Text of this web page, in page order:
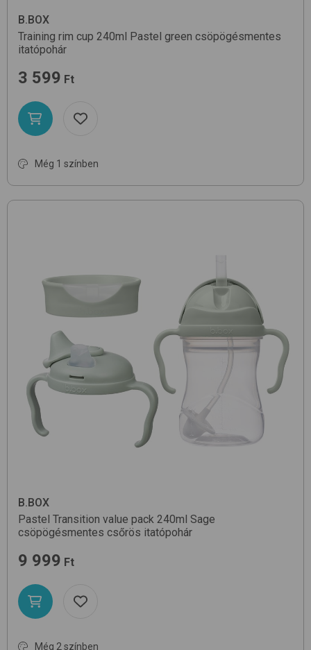
B.BOX
Training rim cup 240ml
Pastel green csöpögésmentes
itatópohár
3 599 Ft
Még 1 színben
B.BOX
Pastel Transition value pack 240ml Sage
csöpögésmentes csőrös itatópohár
9 999 Ft
Még 2 színben